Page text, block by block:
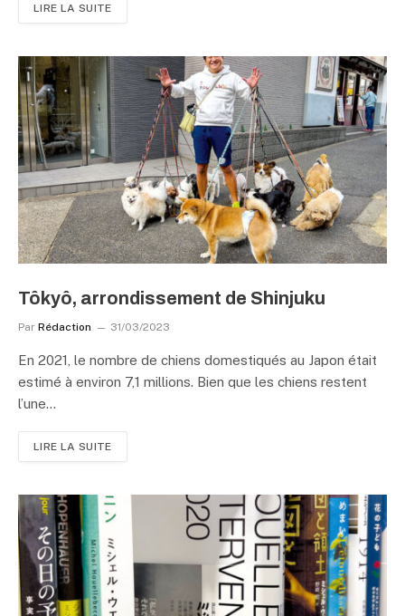
LIRE LA SUITE
Tôkyô, arrondissement de Shinjuku
Par Rédaction 31/03/2023
En 2021, le nombre de chiens domestiqués au Japon était
estimé à environ 7,1 millions. Bien que les chiens restent
l’une…
LIRE LA SUITE